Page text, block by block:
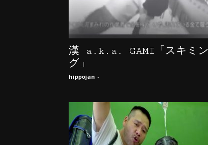
漢 a.k.a. GAMI「スキミン
グ」
hippojan -